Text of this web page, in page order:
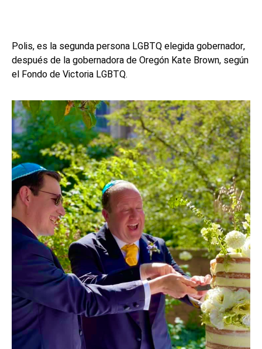
Polis, es la segunda persona LGBTQ elegida gobernador,
después de la gobernadora de Oregón Kate Brown, según
el Fondo de Victoria LGBTQ.